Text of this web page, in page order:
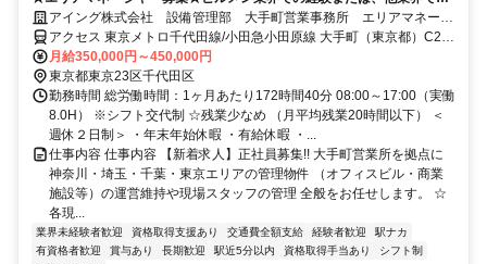
マネジメント経験必須！★年収500万円～
アイング株式会社 設備管理部 大手町営業事務所 エリアマネージ
ャー
アクセス 東京メトロ千代田線/小田急小田原線 大手町（東京都）C2b
口徒歩約2分、東京メトロ半蔵門線 大手町（東京都）C3口徒歩約4
分、東京メトロ東西線/東葉高速線 竹橋2番口徒歩約4分
月給350,000円～450,000円
東京都東京23区千代田区
勤務時間 総労働時間：1ヶ月あたり172時間40分 08:00～17:00（実働
8.0H） ※シフト交代制 ☆残業少なめ （月平均残業20時間以下） ＜
週休２日制＞ ・年末年始休暇 ・有給休暇 ・...
仕事内容 仕事内容 【新着求人】正社員募集!! 大手町営業所を拠点に
神奈川・埼玉・千葉・東京エリアの管理物件 （オフィスビル・商業
施設等）の運営維持や現場スタッフの管理 全般をお任せします。 ☆
各現...
業界未経験者歓迎 資格取得支援あり 交通費全額支給 経験者歓迎
駅ナカ
有資格者歓迎
賞与あり 長期歓迎 駅近5分以内 資格取得手当あり
シフト制